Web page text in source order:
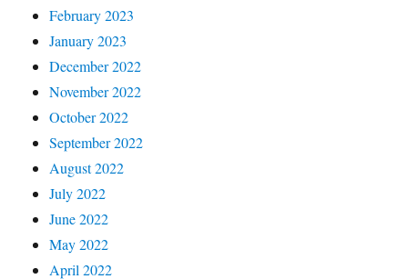
February 2023
January 2023
December 2022
November 2022
October 2022
September 2022
August 2022
July 2022
June 2022
May 2022
April 2022